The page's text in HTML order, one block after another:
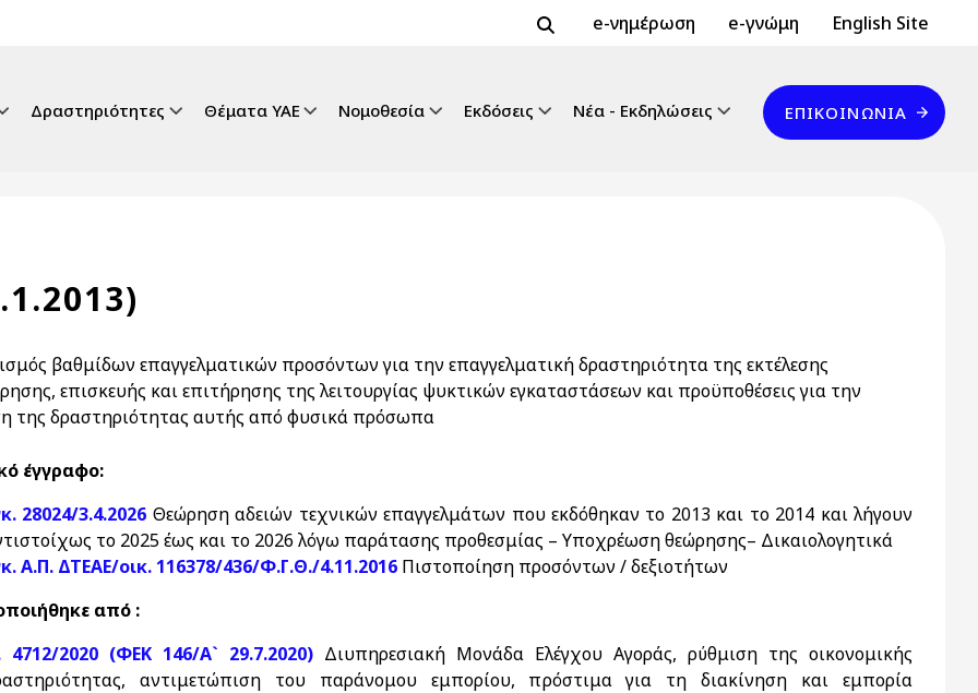
Header Top 2
e-νημέρωση e-γνώμη Header Top
English Site
Δραστηριότητες Θέματα ΥΑΕ Νομοθεσία Εκδόσεις Νέα - Εκδηλώσεις
Επικοινωνία
ΕΠΙΚΟΙΝΩΝΊΑ
βαθμίδων επαγγελματικών προσόντων για την επαγγελματική δραστηριότητα της εκτέλεσης
επισκευής και επιτήρησης της λειτουργίας ψυκτικών εγκαταστάσεων και προϋποθέσεις για την
της δραστηριότητας αυτής από φυσικά πρόσωπα
έγγραφο:
28024/3.4.2026 Θεώρηση αδειών τεχνικών επαγγελμάτων που εκδόθηκαν το 2013 και το 2014 και λήγουν
το 2025 έως και το 2026 λόγω παράτασης προθεσμίας – Υποχρέωση θεώρησης– Δικαιολογητικά
Α.Π. ΔΤΕΑΕ/οικ. 116378/436/Φ.Γ.Θ./4.11.2016 Πιστοποίηση προσόντων / δεξιοτήτων
από :
4712/2020 (ΦΕΚ 146/Α` 29.7.2020) Διυπηρεσιακή Μονάδα Ελέγχου Αγοράς, ρύθμιση της οικονομικής
αντιμετώπιση του παράνομου εμπορίου, πρόστιμα για τη διακίνηση και εμπορία